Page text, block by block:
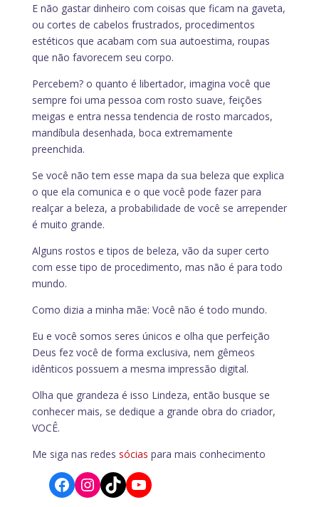
E não gastar dinheiro com coisas que ficam na gaveta,
ou cortes de cabelos frustrados, procedimentos
estéticos que acabam com sua autoestima, roupas
que não favorecem seu corpo.
Percebem? o quanto é libertador, imagina você que
sempre foi uma pessoa com rosto suave, feições
meigas e entra nessa tendencia de rosto marcados,
mandíbula desenhada, boca extremamente
preenchida.
Se você não tem esse mapa da sua beleza que explica
o que ela comunica e o que você pode fazer para
realçar a beleza, a probabilidade de você se arrepender
é muito grande.
Alguns rostos e tipos de beleza, vão da super certo
com esse tipo de procedimento, mas não é para todo
mundo.
Como dizia a minha mãe: Você não é todo mundo.
Eu e você somos seres únicos e olha que perfeição
Deus fez você de forma exclusiva, nem gêmeos
idênticos possuem a mesma impressão digital.
Olha que grandeza é isso Lindeza, então busque se
conhecer mais, se dedique a grande obra do criador,
VOCÊ.
Me siga nas redes sócias para mais conhecimento
Facebook
Instagram
TikTokYouTube